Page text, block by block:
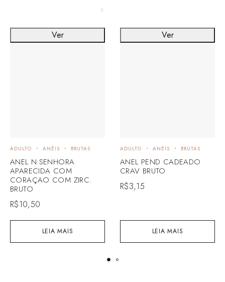
LEIA MAIS
ADULTO ANÉIS BRUTAS
ANEL N.SENHORA
APARECIDA COM
CORAÇAO COM ZIRC.
BRUTO
R$10,50
Ver
LEIA MAIS
ADULTO ANÉIS BRUTAS
ANEL PEND CADEADO
CRAV BRUTO
R$3,15
Ver